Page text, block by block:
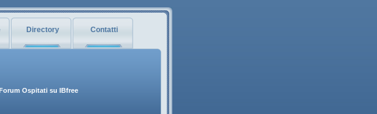
Directory Contatti
Ospitati su IBfree